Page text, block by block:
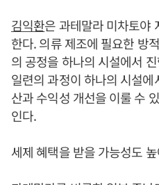
김익환은 과테말라 미차토야
한다. 의류 제조에 필요한 방
의 공정을 하나의 시설에서
일련의 과정이 하나의 시설
산과 수익성 개선을 이룰 수
인다.
세제 혜택을 받을 가능성도